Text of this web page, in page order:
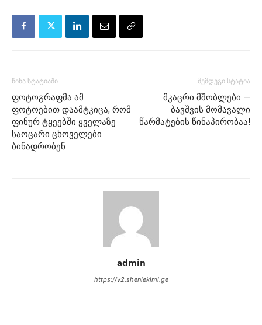
წინა სტატიაში
ფოტოგრაფმა ამ
ფოტოებით დაამტკიცა, რომ
ფინურ ტყეებში ყველაზე
საოცარი ცხოველები
ბინადრობენ
შემდეგი სტატია
მკაცრი მშობლები —
ბავშვის მომავალი
წარმატების წინაპირობაა!
admin
https://v2.sheniekimi.ge